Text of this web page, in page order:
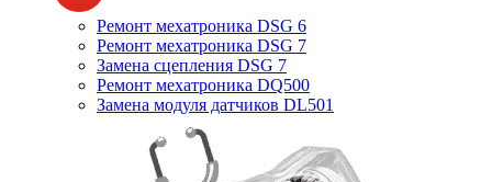
Ремонт мехатроника DSG 6
Ремонт мехатроника DSG 7
Замена сцепления DSG 7
Ремонт мехатроника DQ500
Замена модуля датчиков DL501